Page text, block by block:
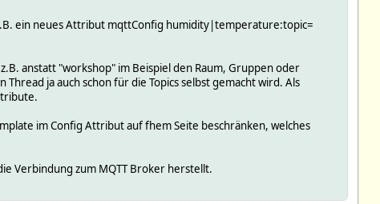
ein neues Attribut mqttConfig humidity|temperature:topic=
anstatt "workshop" im Beispiel den Raum, Gruppen oder
ja auch schon für die Topics selbst gemacht wird. Als
im Config Attribut auf fhem Seite beschränken, welches
Verbindung zum MQTT Broker herstellt.